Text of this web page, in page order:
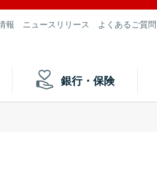
報 ニュースリリース よくあるご質
銀行・保険